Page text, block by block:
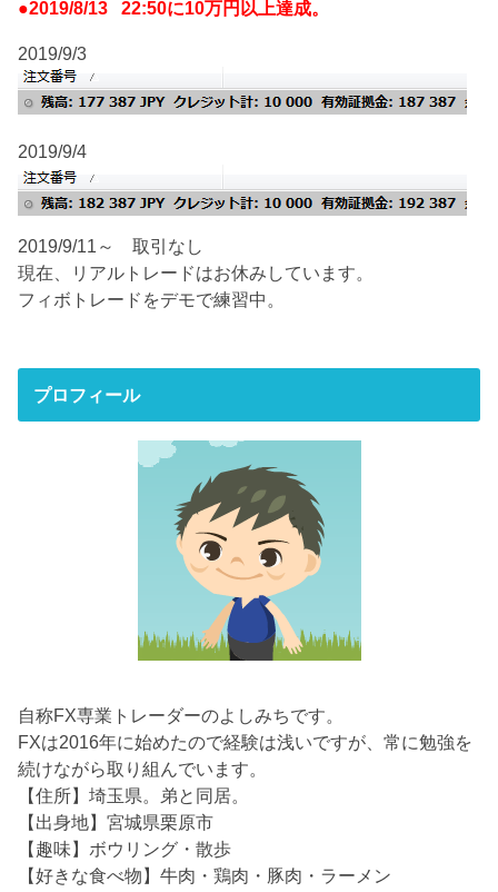
●2019/8/13 22:50に10万円以上達成。
2019/9/3
2019/9/4
2019/9/11～ 取引なし
現在、リアルトレードはお休みしています。
フィボトレードをデモで練習中。
プロフィール
自称FX専業トレーダーのよしみちです。
FXは2016年に始めたので経験は浅いですが、常に勉強を
続けながら取り組んでいます。
【住所】埼玉県。弟と同居。
【出身地】宮城県栗原市
【趣味】ボウリング・散歩
【好きな食べ物】牛肉・鶏肉・豚肉・ラーメン